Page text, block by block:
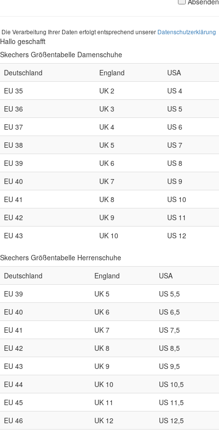
Die Verarbeitung Ihrer Daten erfolgt entsprechend unserer Datenschutzerklärung
Hallo geschafft
Skechers Größentabelle Damenschuhe
Deutschland
England
USA
EU 35
UK 2
US 4
EU 36
UK 3
US 5
EU 37
UK 4
US 6
EU 38
UK 5
US 7
EU 39
UK 6
US 8
EU 40
UK 7
US 9
EU 41
UK 8
US 10
EU 42
UK 9
US 11
EU 43
UK 10 US 12
Skechers Größentabelle Herrenschuhe
Deutschland
England
USA
EU 39
UK 5
US 5,5
EU 40
UK 6
US 6,5
EU 41
UK 7
US 7,5
EU 42
UK 8
US 8,5
EU 43
UK 9
US 9,5
EU 44
UK 10
US 10,5
EU 45
UK 11
US 11,5
EU 46
UK 12
US 12,5